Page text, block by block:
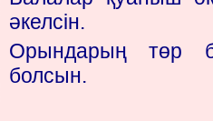
әкелсін.
Орындарың төр
болсын.